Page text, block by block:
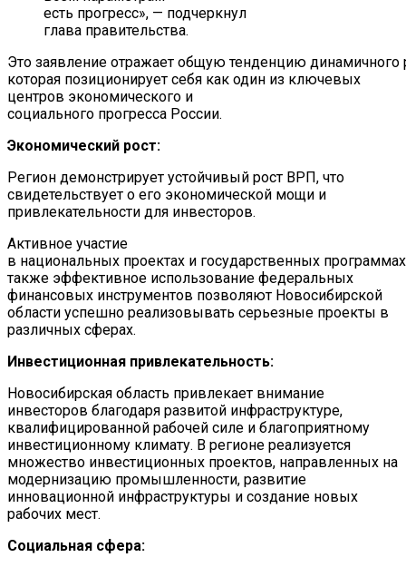
есть прогресс», — подчеркнул
глава правительства.
Это заявление отражает общую тенденцию динамичного
которая позиционирует себя как один из ключевых
центров экономического и
социального прогресса России.
Экономический рост:
Регион демонстрирует устойчивый рост ВРП, что
свидетельствует о его экономической мощи и
привлекательности для инвесторов.
Активное участие
в национальных проектах и государственных
также эффективное использование федеральных
финансовых инструментов позволяют Новосибирской
области успешно реализовывать серьезные проекты в
различных сферах.
Инвестиционная привлекательность:
Новосибирская область привлекает внимание
инвесторов благодаря развитой инфраструктуре,
квалифицированной рабочей силе и благоприятному
инвестиционному климату. В регионе реализуется
множество инвестиционных проектов, направленных на
модернизацию промышленности, развитие
инновационной инфраструктуры и создание новых
рабочих мест.
Социальная сфера: